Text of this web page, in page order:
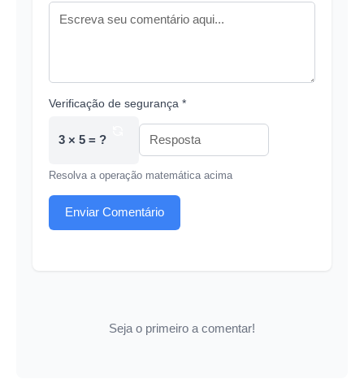
Verificação de segurança *
3 × 5 = ?
Resolva a operação matemática acima
Enviar Comentário
Seja o primeiro a comentar!